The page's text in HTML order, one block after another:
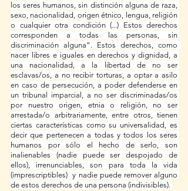
los seres humanos, sin distinción alguna de raza,
sexo, nacionalidad, origen étnico, lengua, religión
o cualquier otra condición (...) Estos derechos
corresponden a todas las personas, sin
discriminación alguna”. Estos derechos, como
nacer libres e iguales en derechos y dignidad, a
una nacionalidad, a la libertad de no ser
esclavas/os, a no recibir torturas, a optar a asilo
en caso de persecución, a poder defenderse en
un tribunal imparcial, a no ser discriminadas/os
por nuestro origen, etnia o religión, no ser
arrestada/o arbitrariamente, entre otros, tienen
ciertas características como su universalidad, es
decir que pertenecen a todas y todos los seres
humanos por sólo el hecho de serlo, son
inalienables (nadie puede ser despojado de
ellos), irrenunciables, son para toda la vida
(imprescriptibles)  y nadie puede remover alguno
de estos derechos de una persona (indivisibles).